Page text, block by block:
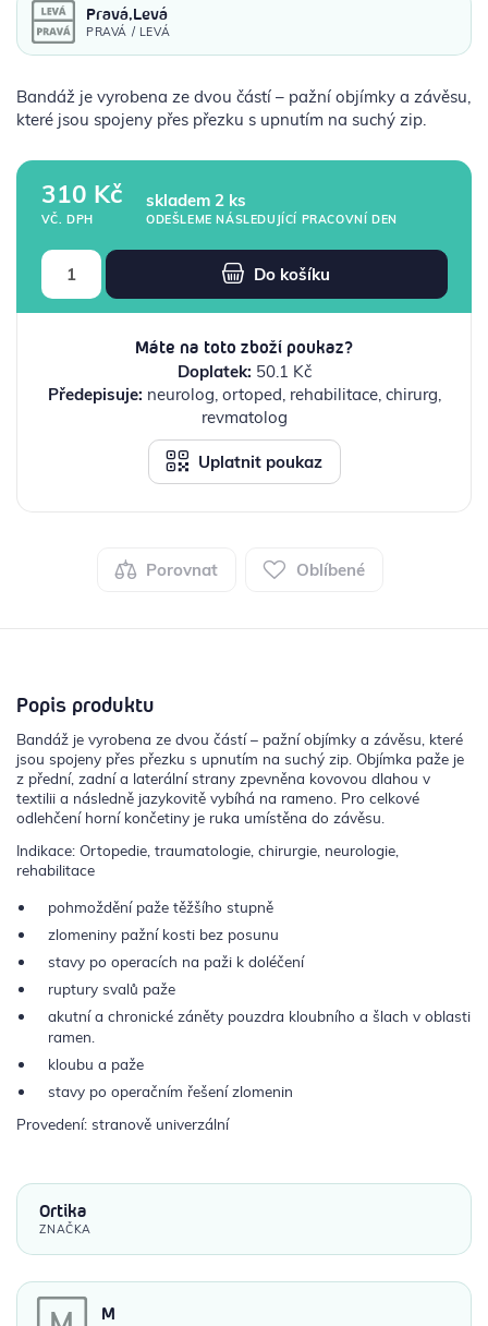
Pravá,Levá
PRAVÁ / LEVÁ
Bandáž je vyrobena ze dvou částí – pažní objímky a závěsu,
které jsou spojeny přes přezku s upnutím na suchý zip.
310 Kč
VČ. DPH
skladem 2 ks
ODEŠLEME NÁSLEDUJÍCÍ PRACOVNÍ DEN
Do košíku
Máte na toto zboží poukaz?
Doplatek: 50.1 Kč
Předepisuje: neurolog, ortoped, rehabilitace, chirurg,
revmatolog
Uplatnit poukaz
Porovnat Oblíbené
Popis produktu
Bandáž je vyrobena ze dvou částí – pažní objímky a závěsu, které
jsou spojeny přes přezku s upnutím na suchý zip. Objímka paže je
z přední, zadní a laterální strany zpevněna kovovou dlahou v
textilii a následně jazykovitě vybíhá na rameno. Pro celkové
odlehčení horní končetiny je ruka umístěna do závěsu.
Indikace: Ortopedie, traumatologie, chirurgie, neurologie,
rehabilitace
pohmoždění paže těžšího stupně
zlomeniny pažní kosti bez posunu
stavy po operacích na paži k doléčení
ruptury svalů paže
akutní a chronické záněty pouzdra kloubního a šlach v oblasti
ramen.
kloubu a paže
stavy po operačním řešení zlomenin
Provedení: stranově univerzální
Ortika
ZNAČKA
M